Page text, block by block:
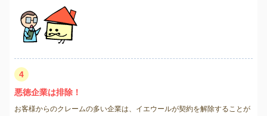
4
悪徳企業は排除！
お客様からのクレームの多い企業は、イエウールが契約を解除することが